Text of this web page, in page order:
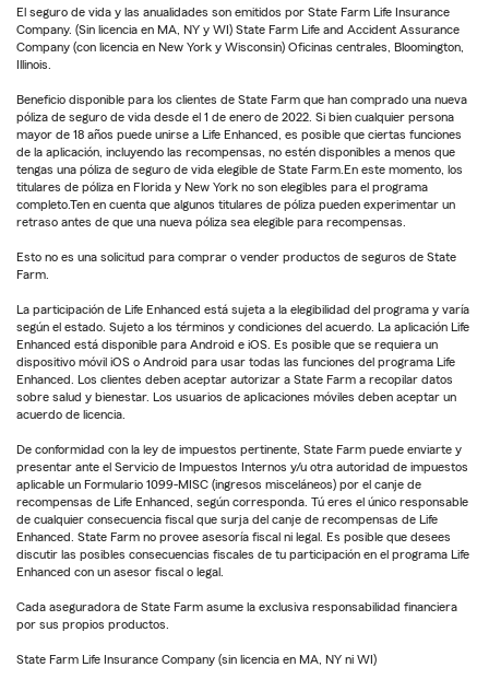
El seguro de vida y las anualidades son emitidos por State Farm Life Insurance
Company. (Sin licencia en MA, NY y WI) State Farm Life and Accident Assurance
Company (con licencia en New York y Wisconsin) Oficinas centrales, Bloomington,
Illinois.
Beneficio disponible para los clientes de State Farm que han comprado una nueva
póliza de seguro de vida desde el 1 de enero de 2022. Si bien cualquier persona
mayor de 18 años puede unirse a Life Enhanced, es posible que ciertas funciones
de la aplicación, incluyendo las recompensas, no estén disponibles a menos que
tengas una póliza de seguro de vida elegible de State Farm.En este momento, los
titulares de póliza en Florida y New York no son elegibles para el programa
completo.Ten en cuenta que algunos titulares de póliza pueden experimentar un
retraso antes de que una nueva póliza sea elegible para recompensas.
Esto no es una solicitud para comprar o vender productos de seguros de State
Farm.
La participación de Life Enhanced está sujeta a la elegibilidad del programa y varía
según el estado. Sujeto a los términos y condiciones del acuerdo. La aplicación Life
Enhanced está disponible para Android e iOS. Es posible que se requiera un
dispositivo móvil iOS o Android para usar todas las funciones del programa Life
Enhanced. Los clientes deben aceptar autorizar a State Farm a recopilar datos
sobre salud y bienestar. Los usuarios de aplicaciones móviles deben aceptar un
acuerdo de licencia.
De conformidad con la ley de impuestos pertinente, State Farm puede enviarte y
presentar ante el Servicio de Impuestos Internos y/u otra autoridad de impuestos
aplicable un Formulario 1099-MISC (ingresos misceláneos) por el canje de
recompensas de Life Enhanced, según corresponda. Tú eres el único responsable
de cualquier consecuencia fiscal que surja del canje de recompensas de Life
Enhanced. State Farm no provee asesoría fiscal ni legal. Es posible que desees
discutir las posibles consecuencias fiscales de tu participación en el programa Life
Enhanced con un asesor fiscal o legal.
Cada aseguradora de State Farm asume la exclusiva responsabilidad financiera
por sus propios productos.
State Farm Life Insurance Company (sin licencia en MA, NY ni WI)